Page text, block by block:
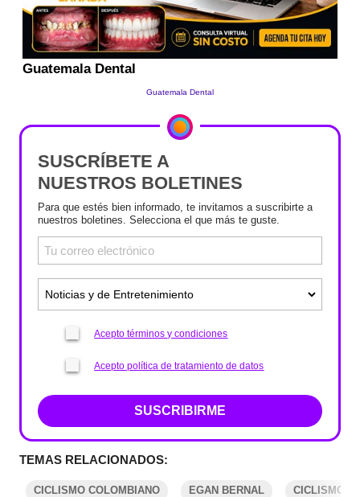
SUSCRÍBETE A
NUESTROS BOLETINES
Para que estés bien informado, te invitamos a suscribirte a
nuestros boletines. Selecciona el que más te guste.
Acepto términos y condiciones
Acepto política de tratamiento de datos
SUSCRIBIRME
TEMAS RELACIONADOS:
CICLISMO COLOMBIANO EGAN BERNAL CICLISMO